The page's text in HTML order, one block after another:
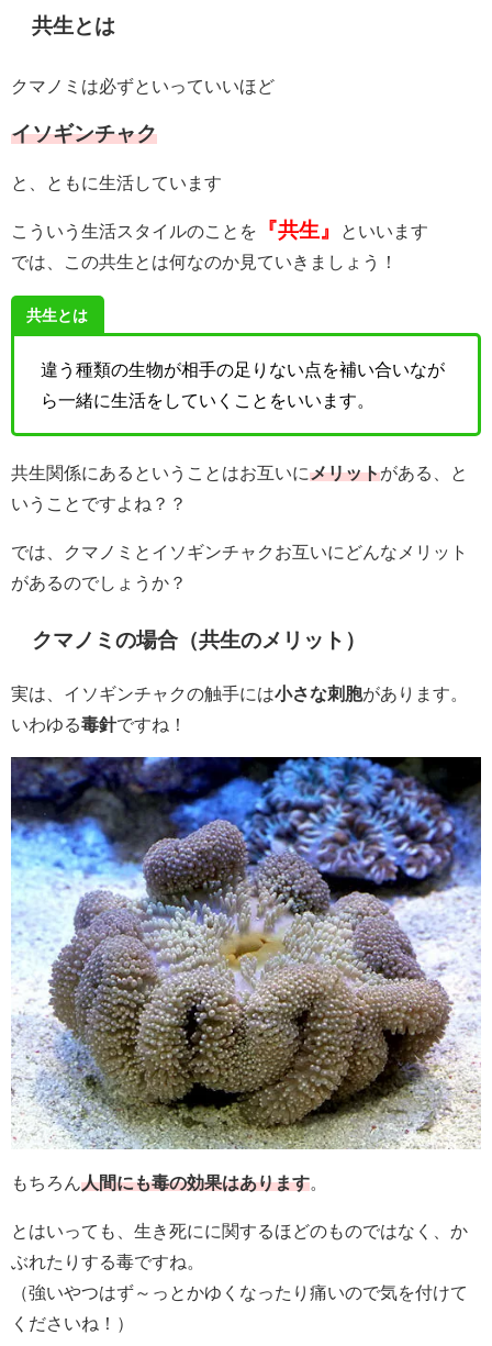
共生とは
クマノミは必ずといっていいほど
イソギンチャク
と、ともに生活しています
こういう生活スタイルのことを 『共生』
といいます
では、この共生とは何なのか見ていきましょう！
共生とは
違う種類の生物が相手の足りない点を補い合いなが
ら一緒に生活をしていくことをいいます。
共生関係にあるということはお互いにメリットがある、と
いうことですよね？？
では、クマノミとイソギンチャクお互いにどんなメリット
があるのでしょうか？
クマノミの場合（共生のメリット）
実は、イソギンチャクの触手には小さな刺胞があります。
いわゆる毒針ですね！
もちろん 人間にも毒の効果はあります
とはいっても、生き死にに関するほどのものではなく、か
ぶれたりする毒ですね。
（強いやつはず～っとかゆくなったり痛いので気を付けて
くださいね！）